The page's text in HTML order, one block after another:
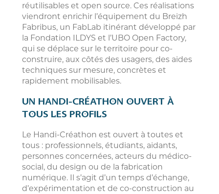
réutilisables et open source. Ces réalisations
viendront enrichir l’équipement du Breizh
Fabribus, un FabLab itinérant développé par
la Fondation ILDYS et l’UBO Open Factory,
qui se déplace sur le territoire pour co-
construire, aux côtés des usagers, des aides
techniques sur mesure, concrètes et
rapidement mobilisables.
UN HANDI-CRÉATHON OUVERT À
TOUS LES PROFILS
Le Handi-Créathon est ouvert à toutes et
tous : professionnels, étudiants, aidants,
personnes concernées, acteurs du médico-
social, du design ou de la fabrication
numérique. Il s’agit d’un temps d’échange,
d’expérimentation et de co-construction au